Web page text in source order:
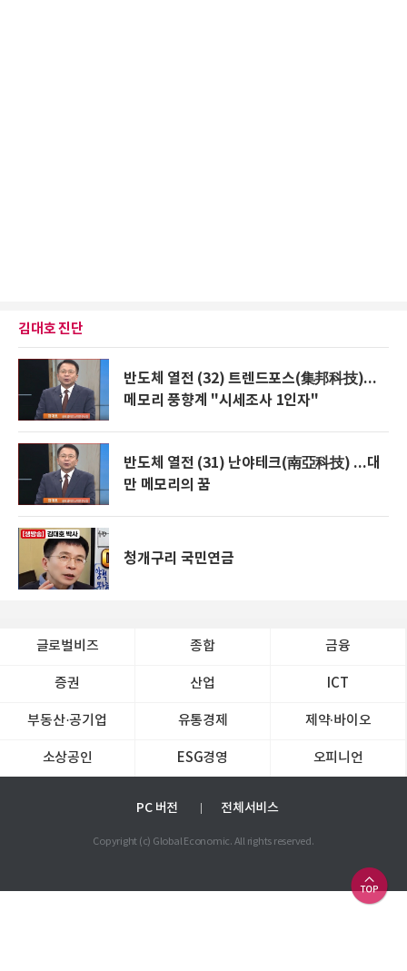
김대호 진단
반도체 열전 (32) 트렌드포스(集邦科技)...
메모리 풍향계 "시세조사 1인자"
반도체 열전 (31) 난야테크(南亞科技) ...대
만 메모리의 꿈
청개구리 국민연금
글로벌비즈 종합 금융
증권 산업 ICT
부동산·공기업 유통경제 제약∙바이오
소상공인 ESG경영 오피니언
PC 버전 전체서비스
Copyright (c) Global Economic. All rights reserved.